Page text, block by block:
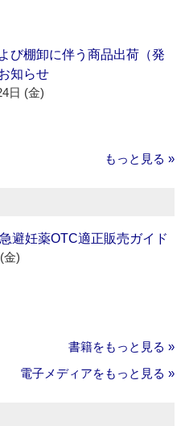
び棚卸に伴う商品出荷（発
知らせ
日 (金)
もっと見る »
避妊薬OTC適正販売ガイド
金)
書籍をもっと見る »
電子メディアをもっと見る »